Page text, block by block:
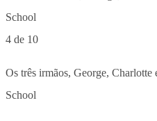
4 de 10
Os três irmãos, George,
School